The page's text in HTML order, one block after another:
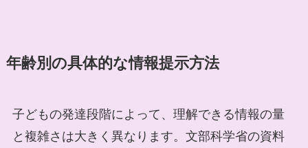
年齢別の具体的な情報提示方法
子どもの発達段階によって、理解できる情報の量
と複雑さは大きく異なります。文部科学省の資料